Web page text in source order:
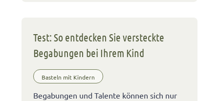
Test: So entdecken Sie versteckte
Begabungen bei Ihrem Kind
Basteln mit Kindern
Begabungen und Talente können sich nur